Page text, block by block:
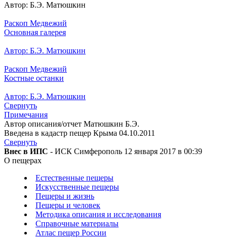
Автор: Б.Э. Матюшкин
Раскоп Медвежий
Основная галерея
Автор: Б.Э. Матюшкин
Раскоп Медвежий
Костные останки
Автор: Б.Э. Матюшкин
Свернуть
Примечания
Автор описания/отчет Матюшкин Б.Э.
Введена в кадастр пещер Крыма 04.10.2011
Свернуть
Внес в ИПС - ИСК Симферополь 12 января 2017 в 00:39
О пещерах
Естественные пещеры
Искусственные пещеры
Пещеры и жизнь
Пещеры и человек
Методика описания и исследования
Справочные материалы
Атлас пещер России